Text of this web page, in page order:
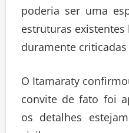
poderia ser uma
estruturas existentes
duramente criticadas
O Itamaraty
convite de fato foi
os detalhes